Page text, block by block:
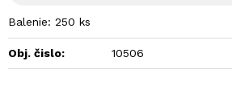
Balenie: 250 ks
Obj. čislo: 10506